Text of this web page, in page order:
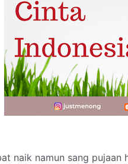
naik namun sang